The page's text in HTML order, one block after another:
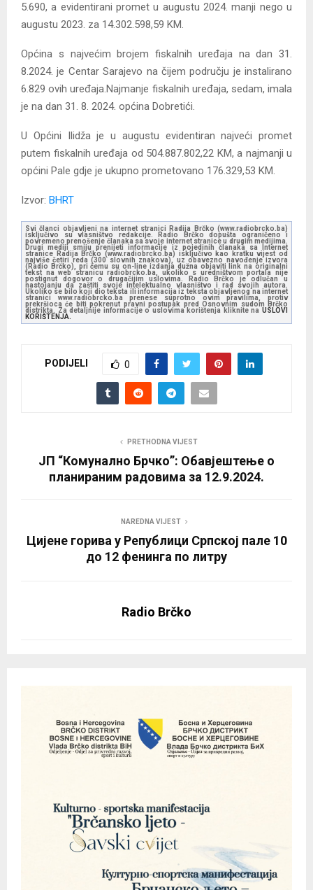
5.690, a evidentirani promet u augustu 2024. manji nego u
augustu 2023. za 14.302.598,59 KM.
Općina s najvećim brojem fiskalnih uređaja na dan 31.
8.2024. je Centar Sarajevo na čijem području je instalirano
6.829 ovih uređaja.Najmanje fiskalnih uređaja, sedam, imala
je na dan 31. 8. 2024. općina Dobretići.
U Općini Ilidža je u augustu evidentiran najveći promet
putem fiskalnih uređaja od 504.887.802,22 KM, a najmanji u
općini Pale gdje je ukupno prometovano 176.329,53 KM.
Izvor: BHRT
Svi članci objavljeni na internet stranici Radija Brčko (www.radiobrcko.ba)
isključivo su vlasništvo redakcije. Radio Brčko dopušta ograničeno i
povremeno prenošenje članaka sa svoje internet stranice u drugim medijima.
Drugi mediji smiju prenijeti informacije iz pojedinih članaka sa Internet
stranice Radija Brčko (www.radiobrcko.ba) isključivo kao kratku vijest od
najviše četiri reda (300 slovnih znakova), uz obavezno navođenje izvora
(Radio Brčko), pri čemu su on-line izdanja dužna objaviti link na originalni
tekst na web stranicu radiobrcko.ba, ukoliko s uredništvom portala nije
postignut dogovor o drugačijim uslovima. Radio Brčko je odlučan u
nastojanju da zaštiti svoje intelektualno vlasništvo i rad svojih autora.
Ukoliko se bilo koji dio teksta ili informacija iz teksta objavljenog na internet
stranici www.radiobrcko.ba prenese suprotno ovim pravilima, protiv
prekršioca će biti pokrenut pravni postupak pred Osnovnim sudom Brčko
distrikta. Za detaljnije informacije o uslovima korištenja kliknite na USLOVI
KORIŠTENJA.
PODIJELI 0
PRETHODNA VIJEST
ЈП “Комунално Брчко”: Обавјештење о
планираним радовима за 12.9.2024.
NAREDNA VIJEST
Цијене горива у Републици Српској пале 10
до 12 фенинга по литру
Radio Brčko